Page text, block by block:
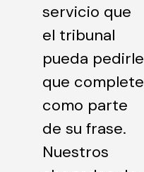
servicio que
el tribunal
pueda pedirle
que complete
como parte
de su frase.
Nuestros